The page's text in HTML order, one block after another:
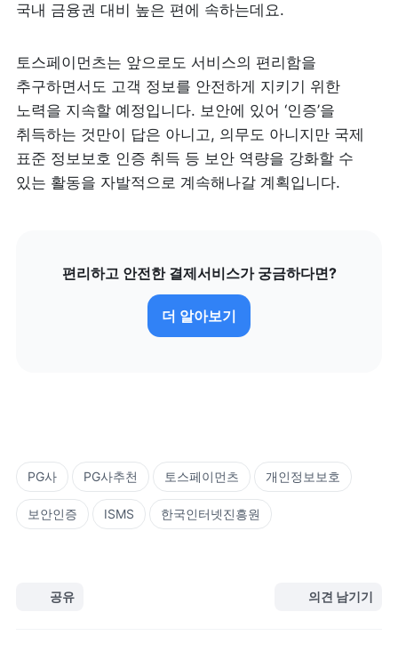
국내 금융권 대비 높은 편에 속하는데요.
토스페이먼츠는 앞으로도 서비스의 편리함을
추구하면서도 고객 정보를 안전하게 지키기 위한
노력을 지속할 예정입니다. 보안에 있어 ‘인증’을
취득하는 것만이 답은 아니고, 의무도 아니지만 국제
표준 정보보호 인증 취득 등 보안 역량을 강화할 수
있는 활동을 자발적으로 계속해나갈 계획입니다.
편리하고 안전한 결제서비스가 궁금하다면?
더 알아보기
PG사 PG사추천 토스페이먼츠 개인정보보호
보안인증 ISMS 한국인터넷진흥원
공유 의견 남기기